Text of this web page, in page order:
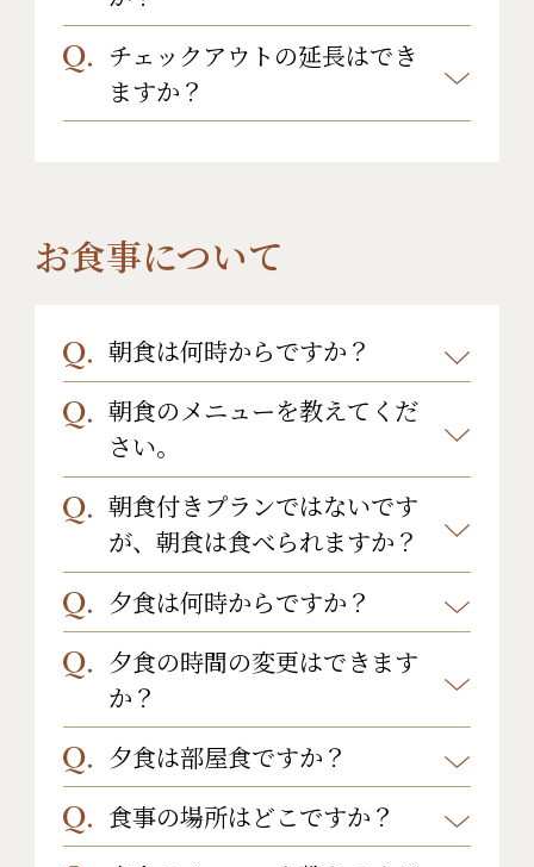
食事付き 7,560円(税込)
お布団付き 3,240円(税込)
食事、お布団無し 2,160円(税込)
ざいますので、各ご宿泊プランをご
確認ください。
があります。スタッフにお申し付け
下さいませ。準備が完了していない
場合はフロントにてお待ちいただく
18：00までのチェックインとなりま
す。18時以降になる場合は事前にご
チェックアウトの延長はでき
ますか？
屋は、一組様2,200円(税込)の追加料
金でチェックアウトを１時間ご延長
露天風呂付及び特別室（桐・樅・
欅・竹）のお部屋は、一組様3,300円
(税込)の追加料金でチェックアウトを
１時間ご延長いただけます。
※最長で12:00までご利用いただけま
す。
お食事について
朝食は何時からですか？
8：00、8：30からお選びいただけま
す。
朝食のメニューを教えてくだ
さい。
朝食は和御膳でございます。
朝食付きプランではないです
が、朝食は食べられますか？
はい。プラス料金でご利用いただけ
ます。
ご希望の場合、ご来館前のお客様
は、ご予約時にお申し付けくださ
い。
ご来館後のお客様はフロントまでご
連絡ください（内線9番 ）。
夕食は何時からですか？
スタート時間が18：00、18：30、
19：00 からお選びいただけます。
ご到着のお時間によっては付き次第
すぐご夕食をご用意させていただく
場合がございます。ご了承下さいま
夕食の時間の変更はできます
か？
はい。承っております。
新たなご希望時間をお知らせくださ
い。
夕食は部屋食ですか？
ご希望に応じて、お部屋食でご夕食
食事の場所はどこですか？